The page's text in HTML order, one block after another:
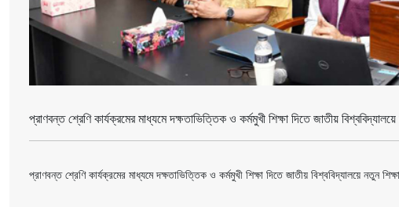
প্রাণবন্ত শ্রেণি কার্যক্রমের মাধ্যমে দক্ষতাভিত্তিক ও কর্মমুখী শিক্ষা দিতে জাতীয়
প্রাণবন্ত শ্রেণি কার্যক্রমের মাধ্যমে দক্ষতাভিত্তিক ও কর্মমুখী শিক্ষা দিতে জাতীয় বিশ্ববিদ্যালয়ে নতুন